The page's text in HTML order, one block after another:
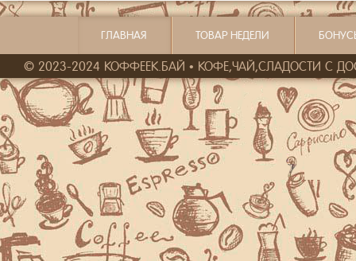
ГЛАВНАЯ ТОВАР НЕДЕЛИ
© 2023-2024 КОФФЕЕК.БАЙ • КОФЕ,ЧАЙ,СЛАДОСТИ С